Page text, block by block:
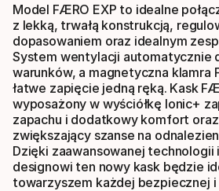
Model FÆRO EXP to idealne
z lekką, trwałą konstrukcją,
dopasowaniem oraz idealnym
System wentylacji automatycznie
warunków, a magnetyczna klamra
łatwe zapięcie jedną ręką. Kask
wyposażony w wyściółkę Ionic+
zapachu i dodatkowy komfort
zwiększający szanse na
Dzięki zaawansowanej technologii
designowi ten nowy kask będzie
towarzyszem każdej bezpiecznej